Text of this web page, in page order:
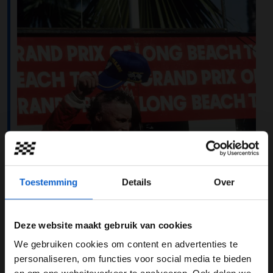
Toestemming Details Over
Deze website maakt gebruik van cookies
We gebruiken cookies om content en advertenties te
personaliseren, om functies voor social media te bieden
WELKOM BIJ GRAND PRIX RADIO